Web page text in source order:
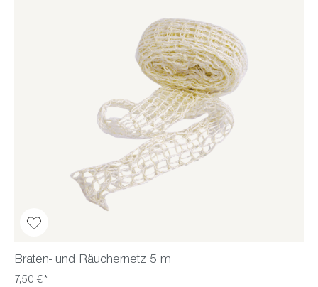
Braten- und Räuchernetz 5 m
7,50 €*